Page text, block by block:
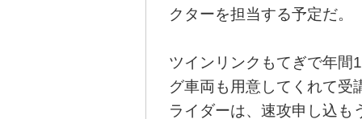
クターを担当する予定だ。
ツインリンクもてぎで年間
グ車両も用意してくれて
ライダーは、速攻申し込